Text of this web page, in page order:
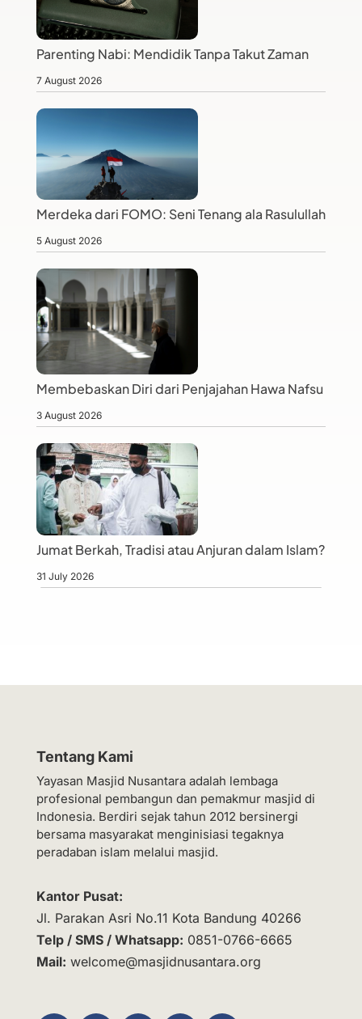
Parenting Nabi: Mendidik Tanpa Takut Zaman
7 August 2026
Merdeka dari FOMO: Seni Tenang ala Rasulullah
5 August 2026
Membebaskan Diri dari Penjajahan Hawa Nafsu
3 August 2026
Jumat Berkah, Tradisi atau Anjuran dalam Islam?
31 July 2026
Tentang Kami
Yayasan Masjid Nusantara adalah lembaga
profesional pembangun dan pemakmur masjid di
Indonesia. Berdiri sejak tahun 2012 bersinergi
bersama masyarakat menginisiasi tegaknya
peradaban islam melalui masjid.
Kantor Pusat:
Jl. Parakan Asri No.11 Kota Bandung 40266
Telp / SMS / Whatsapp: 0851-0766-6665
Mail: welcome@masjidnusantara.org